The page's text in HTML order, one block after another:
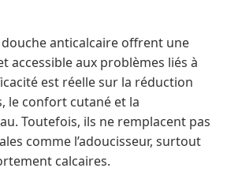
anticalcaire offrent une
accessible aux problèmes liés à
est réelle sur la réduction
le confort cutané et la
Toutefois, ils ne remplacent pas
comme l’adoucisseur, surtout
calcaires.